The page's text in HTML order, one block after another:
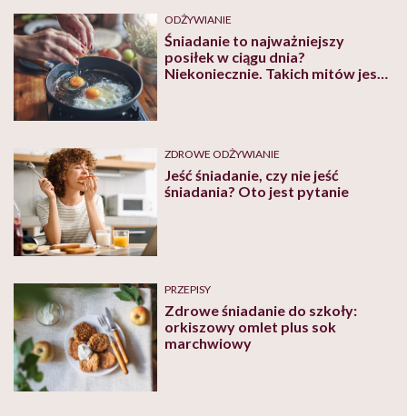
ODŻYWIANIE
Śniadanie to najważniejszy
posiłek w ciągu dnia?
Niekoniecznie. Takich mitów jest
ZDROWE ODŻYWIANIE
Jeść śniadanie, czy nie jeść
śniadania? Oto jest pytanie
PRZEPISY
Zdrowe śniadanie do szkoły:
orkiszowy omlet plus sok
marchwiowy